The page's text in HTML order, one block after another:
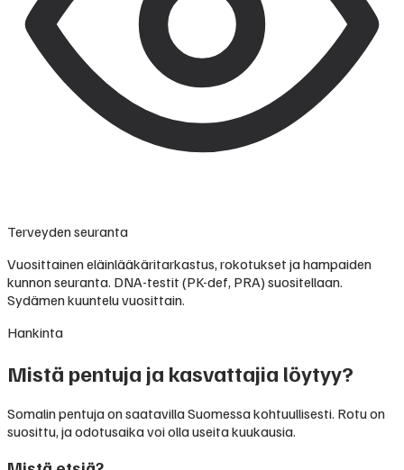
Terveyden seuranta
Vuosittainen eläinlääkäritarkastus, rokotukset ja hampaiden
kunnon seuranta. DNA-testit (PK-def, PRA) suositellaan.
Sydämen kuuntelu vuosittain.
Hankinta
Mistä pentuja ja kasvattajia löytyy?
Somalin pentuja on saatavilla Suomessa kohtuullisesti. Rotu on
suosittu, ja odotusaika voi olla useita kuukausia.